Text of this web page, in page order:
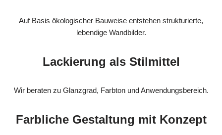
Auf Basis ökologischer Bauweise entstehen strukturierte,
lebendige Wandbilder.
Lackierung als Stilmittel
Wir beraten zu Glanzgrad, Farbton und Anwendungsbereich.
Farbliche Gestaltung mit Konzept